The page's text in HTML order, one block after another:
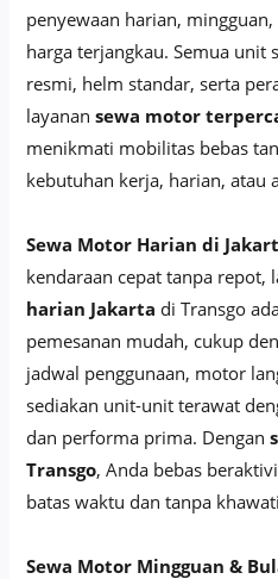
penyewaan harian,
harga terjangkau. Semua unit
resmi, helm standar, serta
layanansewa motor
menikmati mobilitas bebas
kebutuhan kerja, harian, atau
Sewa Motor Harian di
kendaraan cepat tanpa repot,
harian Jakarta di Transgo
pemesanan mudah, cukup
jadwal penggunaan, motor
sediakan unit-unit terawat
dan performa prima. Dengan
Transgo, Anda bebas
batas waktu dan tanpa
Sewa Motor Mingguan &